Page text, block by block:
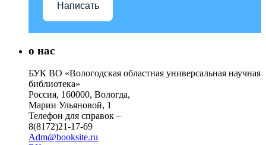
Написать
о нас
БУК ВО «Вологодская областная универсальная научная
библиотека»
Россия, 160000, Вологда,
Марии Ульяновой, 1
Телефон для справок –
8(8172)21-17-69
Adm@booksite.ru